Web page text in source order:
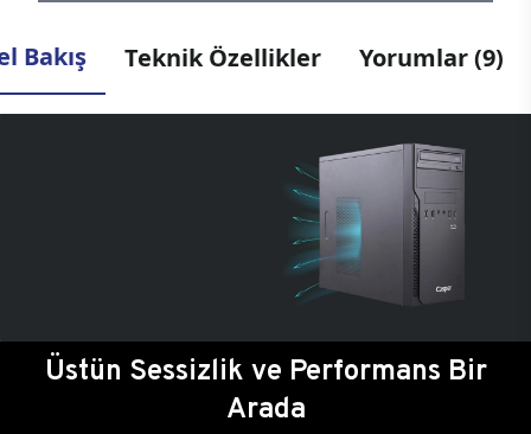
Bakış Teknik Özellikler Yorumlar (9)
Üstün Sessizlik ve Performans Bir
Arada